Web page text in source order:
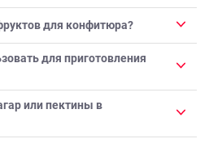
для конфитюра?
для приготовления
или пектины в